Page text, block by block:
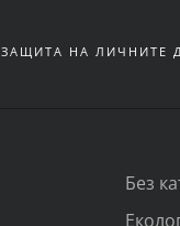
ЗАЩИТА НА ЛИЧНИТЕ
Без